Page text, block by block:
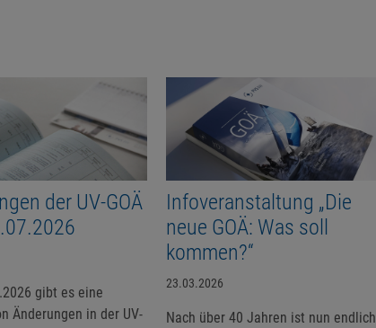
der UV-GOÄ
gibt es eine
Änderungen in der UV-
Infoveranstaltung „Die
neue GOÄ: Was soll
kommen?“
23.03.2026
Nach über 40 Jahren ist nun endlich